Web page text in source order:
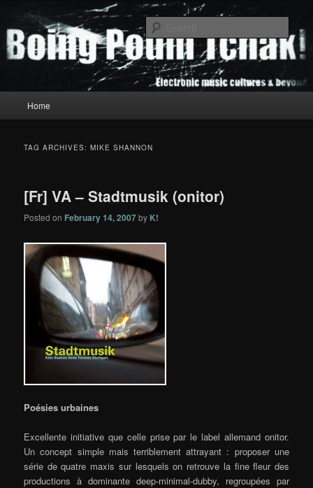
primary
content
secondary
contentBoing Poum Tchak!
Home
TAG ARCHIVES:MIKE SHANNON
[Fr] VA – Stadtmusik (onitor)
Posted on February 14, 2007by K!
Poésies urbaines
Excellente initiative que celle prise par le label allemand onitor.
Un concept simple mais terriblement attrayant : proposer une
série de quatre maxis sur lesquels on retrouve la fine fleur des
productions à dominante deep-minimal-dubby, regroupées par